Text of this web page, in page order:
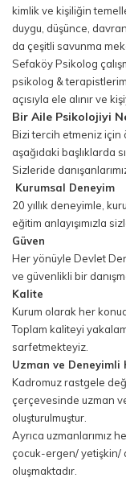
kimlik ve kişiliğin
duygu, düşünce,
da çeşitli savunma
Sefaköy Psikolog
psikolog &
açısıyla ele alınır ve
Bir Aile Psikolojiyi
Bizi tercih etmeniz için
aşağıdaki başlıklarda
Sizleride
Kurumsal Deneyim
20 yıllık deneyimle,
eğitim anlayışımızla
Güven
Her yönüyle Devlet
ve güvenlikli bir
Kalite
Kurum olarak her
Toplam kaliteyi
sarfetmekteyiz.
Uzman ve Deneyimli
Kadromuz rastgele
çerçevesinde uzman
oluşturulmuştur.
Ayrıca uzmanlarımız
çocuk-ergen/ yetişkin/
oluşmaktadır.